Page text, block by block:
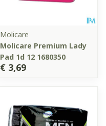
Molicare
Molicare Premium Lady
Pad 1d 12 1680350
€ 3,69